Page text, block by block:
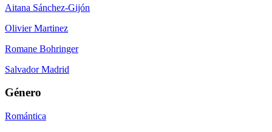
Aitana Sánchez-Gijón
Olivier Martinez
Romane Bohringer
Salvador Madrid
Género
Romántica